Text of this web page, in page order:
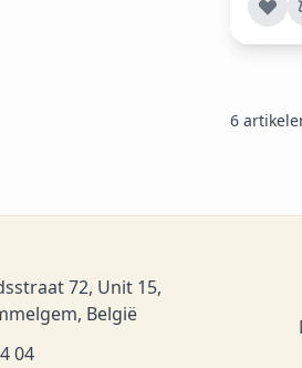
6
72, Unit 15,
België
04